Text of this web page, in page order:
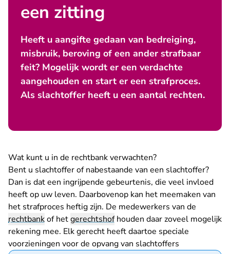
een zitting
Heeft u aangifte gedaan van bedreiging,
misbruik, beroving of een ander strafbaar
feit? Mogelijk wordt er een verdachte
aangehouden en start er een strafproces.
Als slachtoffer heeft u een aantal rechten.
Wat kunt u in de rechtbank verwachten?
Bent u slachtoffer of nabestaande van een slachtoffer?
Dan is dat een ingrijpende gebeurtenis, die veel invloed
heeft op uw leven. Daarbovenop kan het meemaken van
het strafproces heftig zijn. De medewerkers van de
rechtbankof hetgerechtshofhouden daar zoveel mogelijk
rekening mee. Elk gerecht heeft daartoe speciale
voorzieningen voor de opvang van slachtoffers